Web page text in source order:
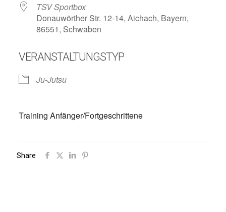
TSV Sportbox
Donauwörther Str. 12-14, Aichach, Bayern,
86551, Schwaben
VERANSTALTUNGSTYP
Ju-Jutsu
Training Anfänger/Fortgeschrittene
Share